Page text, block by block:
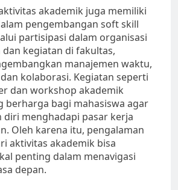
akademik juga memiliki
pengembangan soft skill
partisipasi dalam organisasi
dan kegiatan di fakultas,
manajemen waktu,
kolaborasi. Kegiatan seperti
dan workshop akademik
berharga bagi mahasiswa agar
diri menghadapi pasar kerja
Oleh karena itu, pengalaman
aktivitas akademik bisa
penting dalam menavigasi
depan.